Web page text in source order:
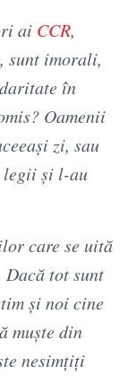
ai CCR,
sunt imorali,
în
Oamenii
zi, sau
legii și l-au
care se uită
Dacă tot sunt
și noi cine
muște din
nesimțiți